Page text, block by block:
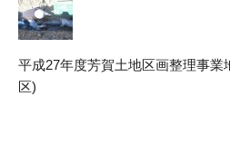
平成27年度芳賀土地区画整理事業
区)